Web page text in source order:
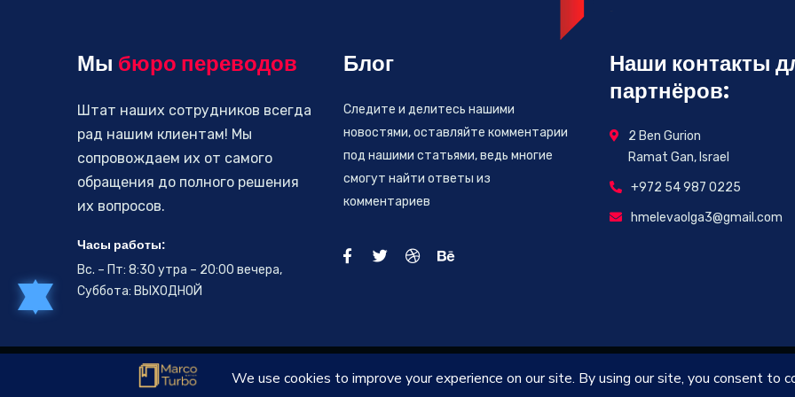
Мы бюро переводов
Штат наших сотрудников всегда
рад нашим клиентам! Мы
сопровождаем их от самого
обращения до полного решения
их вопросов.
Часы работы:
Вс. – Пт: 8:30 утра – 20:00 вечера,
Суббота: ВЫХОДНОЙ
Блог
Следите и делитесь нашими
новостями, оставляйте комментарии
под нашими статьями, ведь многие
смогут найти ответы из
комментариев
Наши контакты
партнёров:
2 Ben Gurion
Ramat Gan, Israel
+972 54 987 0225
hmelevaolga3@gmail.com
2026 © All rights reserved byAtid Israel